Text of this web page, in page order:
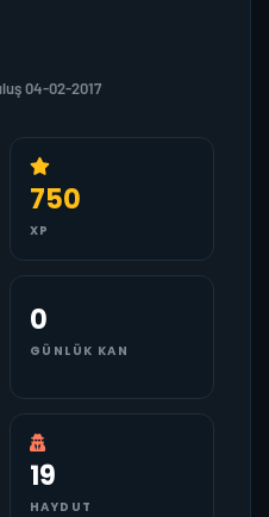
04-02-2017
750
XP
0
GÜNLÜK KAN
19
HAYDUT